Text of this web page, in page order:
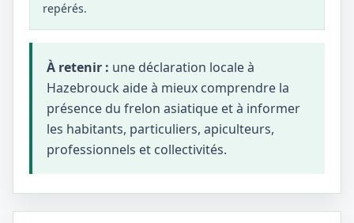
repérés.
À retenir : une déclaration locale à
Hazebrouck aide à mieux comprendre la
présence du frelon asiatique et à informer
les habitants, particuliers, apiculteurs,
professionnels et collectivités.